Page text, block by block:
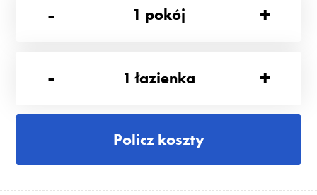
-
1 pokój +
- 1 łazienka +
Policz koszty